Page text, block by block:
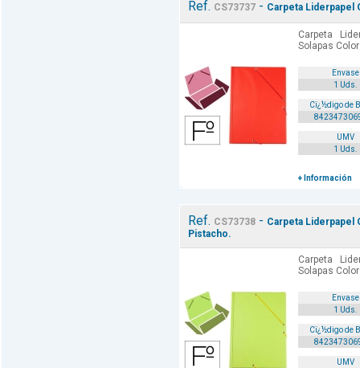
Ref. CS73737- Carpeta Liderpapel
Carpeta
Solapas
Envase
1 Uds.
Cï¿½digo de
UMV
1 Uds.
+ Información
Ref. CS73738- Carpeta Liderpapel
Pistacho.
Carpeta
Solapas
Envase
1 Uds.
Cï¿½digo de
UMV